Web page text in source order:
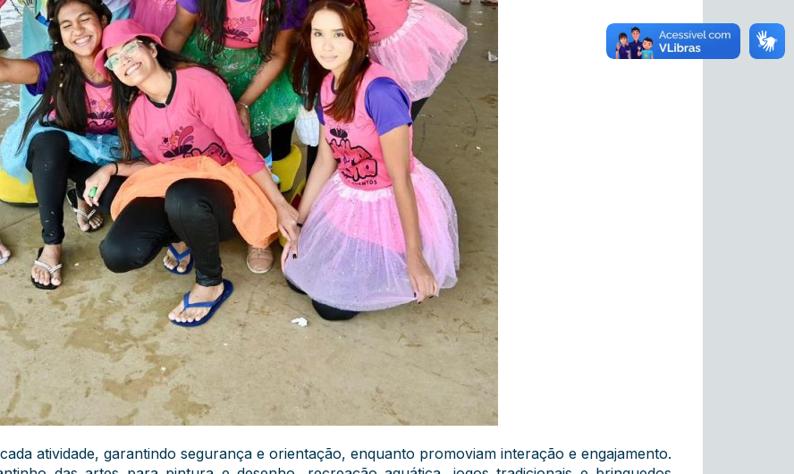
atividade, garantindo segurança e orientação, enquanto promoviam interação e engajamento.